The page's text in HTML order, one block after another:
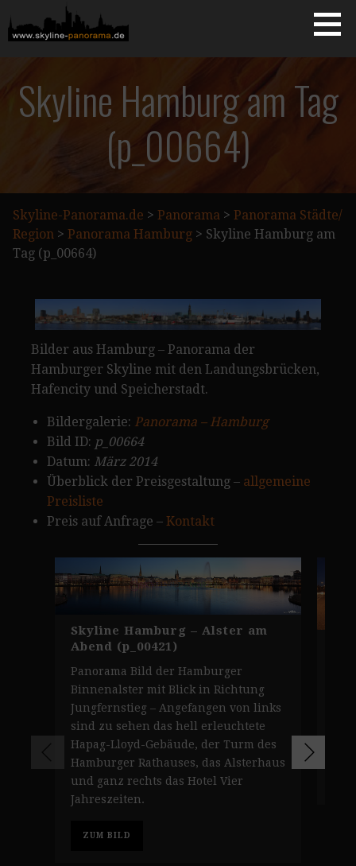
Inhalt
springen
SKYLINE-PANORAMA.DE
Skyline Hamburg am Tag
(p_00664)
Skyline-Panorama.de > Panorama > Panorama Städte/
Region > Panorama Hamburg > Skyline Hamburg am
Tag (p_00664)
Bilder aus Hamburg – Panorama der
Hamburger Skyline mit den Landungsbrücken,
Hafencity und Speicherstadt.
Bildergalerie: Panorama – Hamburg
Bild ID: p_00664
Datum: März 2014
Überblick der Preisgestaltung – allgemeine
Preisliste
Preis auf Anfrage – Kontakt
Skyline Hamburg – Alster am
Abend (p_00421)
Panorama Bild der Hamburger
Binnenalster mit Blick in Richtung
Jungfernstieg – Angefangen von links
sind zu sehen das hell erleuchtete
Hapag-Lloyd-Gebäude, der Turm des
Hamburger Rathauses, das Alsterhaus
und ganz rechts das Hotel Vier
Jahreszeiten.
ZUM BILD